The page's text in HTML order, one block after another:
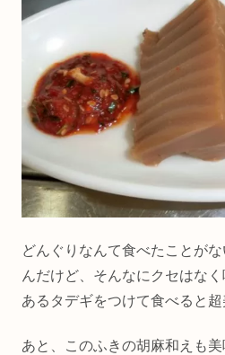
どんぐりなんて食べたことが
んだけど、そんなにクセはな
あるタデギをつけて食べると超
あと、このふきの胡麻和えも美